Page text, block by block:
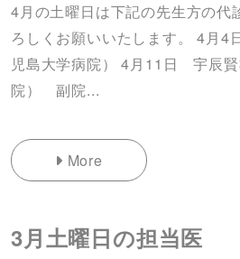
4月の土曜日は下記の先生方の代
ろしくお願いいたします。 4月
児島大学病院） 4月11日 宇辰
院） 副院...
More
3月土曜日の担当医